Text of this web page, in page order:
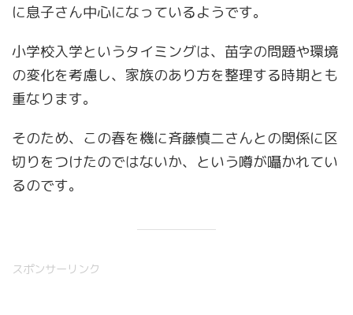
に息子さん中心になっているようです。
小学校入学というタイミングは、苗字の問題や環境
の変化を考慮し、家族のあり方を整理する時期とも
重なります。
そのため、この春を機に斉藤慎二さんとの関係に区
切りをつけたのではないか、という噂が囁かれてい
るのです。
スポンサーリンク